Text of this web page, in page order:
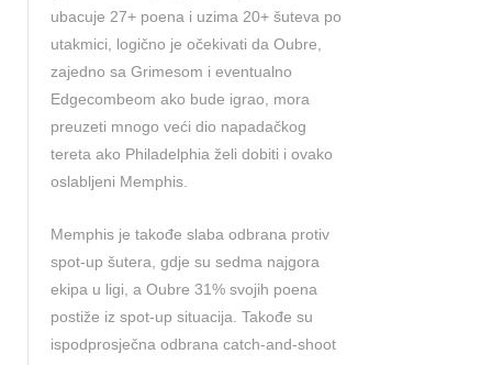
ubacuje 27+ poena i uzima 20+ šuteva po
utakmici, logično je očekivati da Oubre,
zajedno sa Grimesom i eventualno
Edgecombeom ako bude igrao, mora
preuzeti mnogo veći dio napadačkog
tereta ako Philadelphia želi dobiti i ovako
oslabljeni Memphis.
Memphis je takođe slaba odbrana protiv
spot-up šutera, gdje su sedma najgora
ekipa u ligi, a Oubre 31% svojih poena
postiže iz spot-up situacija. Takođe su
ispodprosječna odbrana catch-and-shoot